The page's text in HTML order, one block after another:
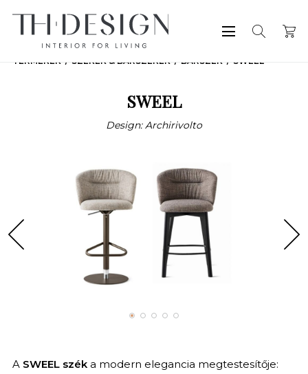
TERMÉKEK SZÉKEK & BÁRSZÉKEK BÁRSZÉK SWEEL
SWEEL
Design: Archirivolto
A SWEEL széka modern elegancia megtestesítője: